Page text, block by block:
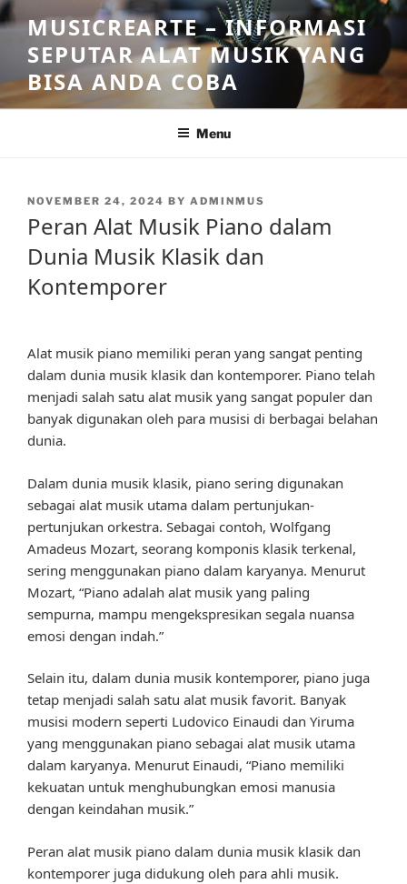
Skip
to
content
MUSICREARTE – INFORMASI
SEPUTAR ALAT MUSIK YANG
BISA ANDA COBA
Menu
POSTED
NOVEMBER 24, 2024 BY ADMINMUS
Peran Alat Musik Piano dalam
Dunia Musik Klasik dan
Kontemporer
Alat musik piano memiliki peran yang sangat penting
dalam dunia musik klasik dan kontemporer. Piano telah
menjadi salah satu alat musik yang sangat populer dan
banyak digunakan oleh para musisi di berbagai belahan
dunia.
Dalam dunia musik klasik, piano sering digunakan
sebagai alat musik utama dalam pertunjukan-
pertunjukan orkestra. Sebagai contoh, Wolfgang
Amadeus Mozart, seorang komponis klasik terkenal,
sering menggunakan piano dalam karyanya. Menurut
Mozart, “Piano adalah alat musik yang paling
sempurna, mampu mengekspresikan segala nuansa
emosi dengan indah.”
Selain itu, dalam dunia musik kontemporer, piano juga
tetap menjadi salah satu alat musik favorit. Banyak
musisi modern seperti Ludovico Einaudi dan Yiruma
yang menggunakan piano sebagai alat musik utama
dalam karyanya. Menurut Einaudi, “Piano memiliki
kekuatan untuk menghubungkan emosi manusia
dengan keindahan musik.”
Peran alat musik piano dalam dunia musik klasik dan
kontemporer juga didukung oleh para ahli musik.